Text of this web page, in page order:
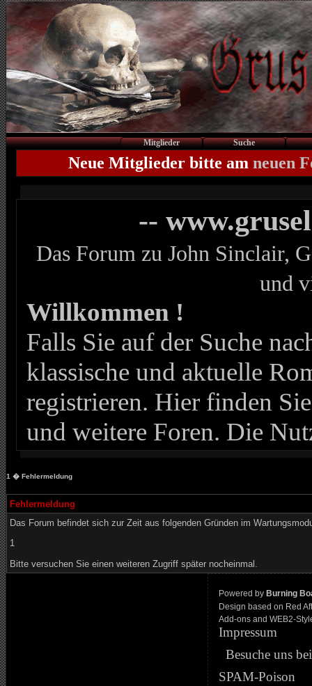
Mitglieder Suche
Neue Mitglieder bitte am neuen
--
Das Forum zu John Sinclair,
und
Willkommen !
Falls Sie auf der Suche
klassische und aktuelle
registrieren. Hier finden
und weitere Foren. Die
1 � Fehlermeldung
Fehlermeldung
Das Forum befindet sich zur Zeit aus folgenden Gründen im
1
Bitte versuchen Sie einen weiteren Zugriff später nocheinmal.
Powered by Burning
Design based on Red
Add-ons and WEB2-
Impressum
Besuche uns
SPAM-Poison